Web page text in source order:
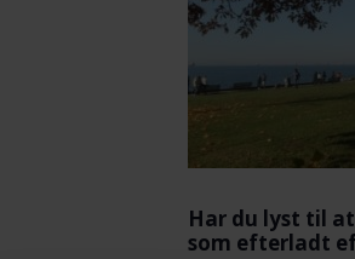
Har du lyst til
som efterladt